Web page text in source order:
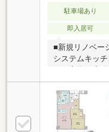
駐車場あり
即入居可
■新規リノベー
システムキッ
バス交換 ◇給
（LD） ◇ト
貼替 ◇エコカ
湯管・排水管
りができる千
地！・大切な